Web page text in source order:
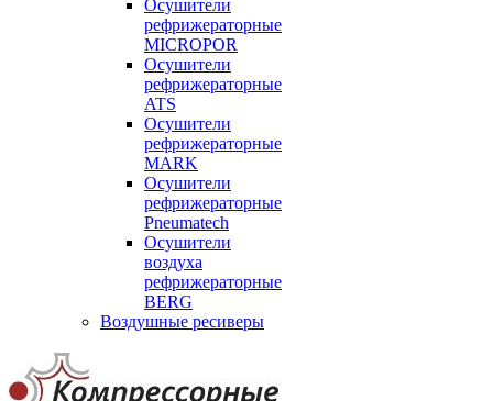
Осушители
рефрижераторные
MICROPOR
Осушители
рефрижераторные
ATS
Осушители
рефрижераторные
MARK
Осушители
рефрижераторные
Pneumatech
Осушители
воздуха
рефрижераторные
BERG
Воздушные ресиверы